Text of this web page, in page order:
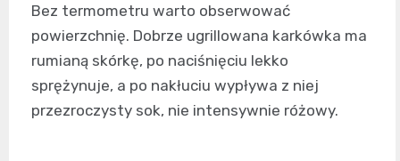
Bez termometru warto obserwować
powierzchnię. Dobrze ugrillowana karkówka ma
rumianą skórkę, po naciśnięciu lekko
sprężynuje, a po nakłuciu wypływa z niej
przezroczysty sok, nie intensywnie różowy.